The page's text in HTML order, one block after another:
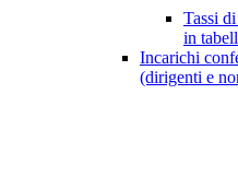
Tassi
in
Incarichi
(dirigenti e